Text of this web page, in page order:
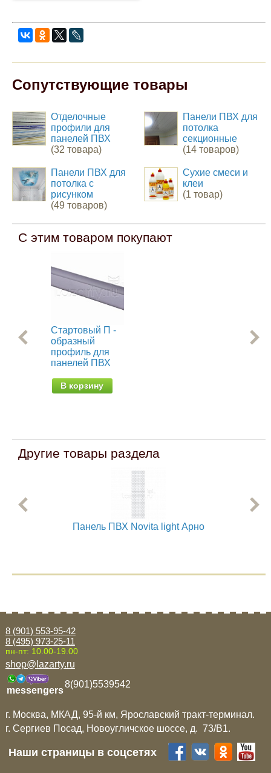
Сопутствующие товары
Отделочные
профили для
панелей ПВХ
(32 товара)
Панели ПВХ для
потолка
секционные
(14 товаров)
Панели ПВХ для
потолка с
рисунком
(49 товаров)
Сухие смеси и
клеи
(1 товар)
С этим товаром покупают
Стартовый П -
образный
профиль для
панелей ПВХ
В корзину
Другие товары раздела
Панель ПВХ Novita light Арно
8 (901) 553-95-42
8 (495) 973-25-11
пн-пт: 10.00-19.00
shop@lazarty.ru
messengers
8(901)5539542
г. Москва, МКАД, 95-й км, Ярославский тракт-терминал.
г. Сергиев Посад, Новоугличское шоссе, д. 73/B1.
Наши страницы в соцсетях